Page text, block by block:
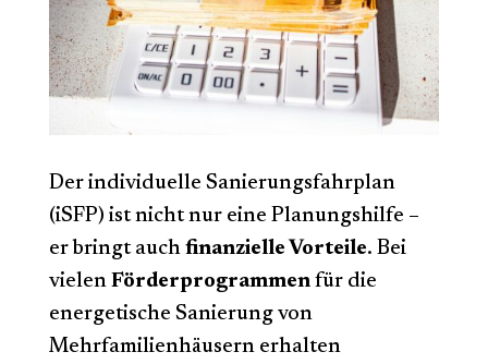
Der individuelle Sanierungsfahrplan
(iSFP) ist nicht nur eine Planungshilfe –
er bringt auch finanzielle Vorteile. Bei
vielen Förderprogrammenfür die
energetische Sanierung von
Mehrfamilienhäusern erhalten